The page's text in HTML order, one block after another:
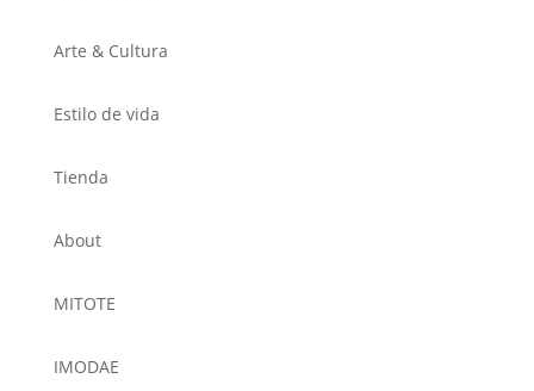
Arte & Cultura
Estilo de vida
Tienda
About
MITOTE
IMODAE